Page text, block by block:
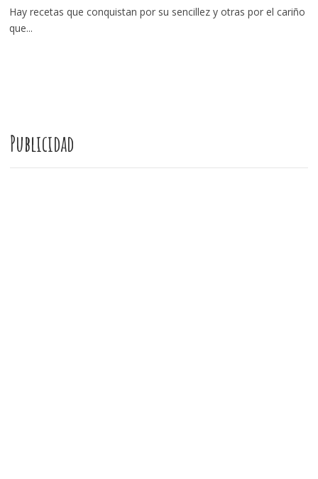
Hay recetas que conquistan por su sencillez y otras por el cariño
que...
Publicidad